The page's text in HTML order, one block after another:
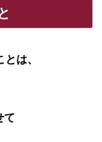
は、
て